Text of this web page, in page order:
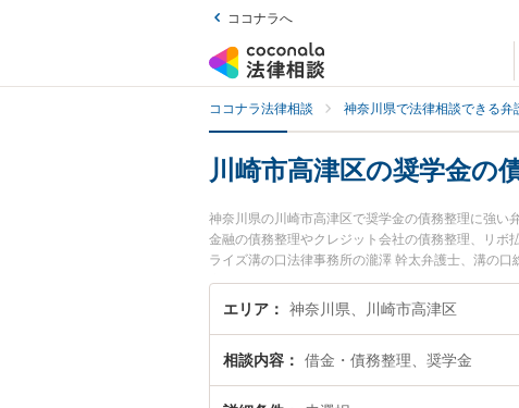
ココナラへ
ココナラ法律相談 神奈川県で法律相談できる弁
川崎市高津区の奨学金の
神奈川県の川崎市高津区で奨学金の債務整理に強い
金融の債務整理やクレジット会社の債務整理、リボ
ライズ溝の口法律事務所の瀧澤 幹太弁護士、溝の
夜間に発生した奨学金の債務整理のトラブルを今
金の債務整理を法律相談できる川崎市高津区内の
エリア 神奈川県、川崎市高津区
相談内容 借金・債務整理、奨学金